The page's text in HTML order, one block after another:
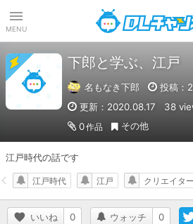
MENU
下郎と学ぶ、江戸
名もなき下郎
投稿：
更新：2020.08.17
38
0作品 その他
江戸時代の話です
いいね 0 ウォッチ 0
江戸時代 江戸 クリエイタ